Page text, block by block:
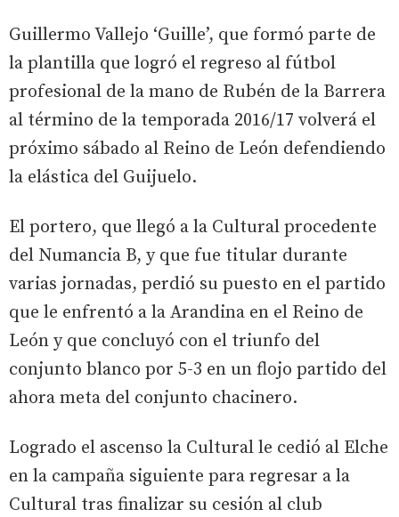
Guillermo Vallejo ‘Guille’, que formó parte de
la plantilla que logró el regreso al fútbol
profesional de la mano de Rubén de la Barrera
al término de la temporada 2016/17 volverá el
próximo sábado al Reino de León defendiendo
la elástica del Guijuelo.
El portero, que llegó a la Cultural procedente
del Numancia B, y que fue titular durante
varias jornadas, perdió su puesto en el partido
que le enfrentó a la Arandina en el Reino de
León y que concluyó con el triunfo del
conjunto blanco por 5-3 en un flojo partido del
ahora meta del conjunto chacinero.
Logrado el ascenso la Cultural le cedió al Elche
en la campaña siguiente para regresar a la
Cultural tras finalizar su cesión al club